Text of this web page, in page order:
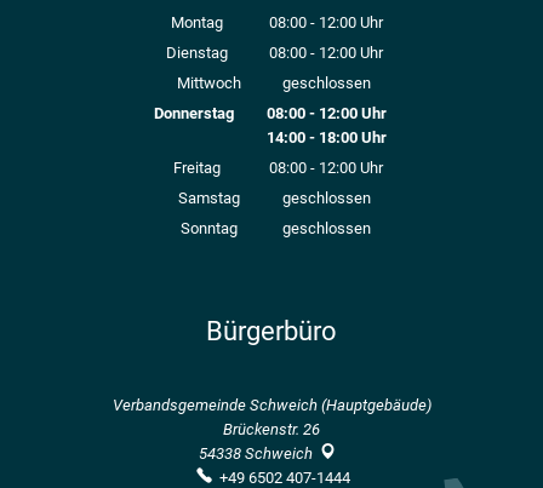
Montag 08:00 - 12:00 Uhr
Von 08:00 bis 12:00 Uhr
Dienstag 08:00 - 12:00 Uhr
Von 08:00 bis 12:00 Uhr
Mittwoch
geschlossen
Donnerstag
08:00- 12:00Uhr
Von 08:00 bis 12:00 Uhr
14:00- 18:00Uhr
Von 14:00 bis 18:00 Uhr
Freitag 08:00 - 12:00 Uhr
Von 08:00 bis 12:00 Uhr
Samstag
geschlossen
Sonntag
geschlossen
Bürgerbüro
Verbandsgemeinde Schweich (Hauptgebäude)
Brückenstr. 26
54338 Schweich
+49 6502 407-1444